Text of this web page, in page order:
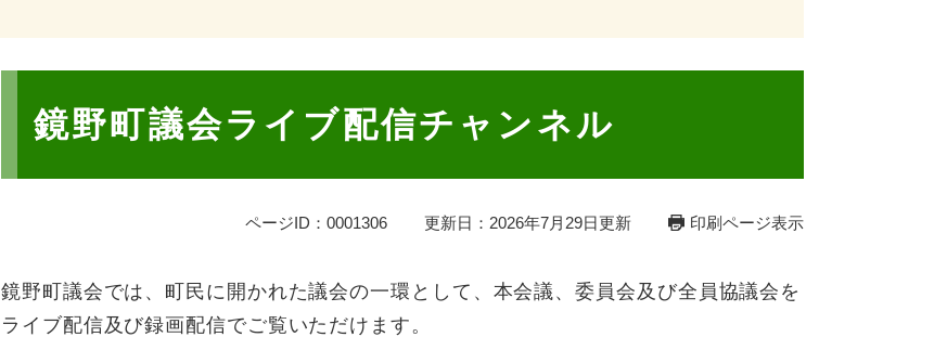
鏡野町議会ライブ配信チャンネル
ページID：0001306 更新日：2026年7月29日更新 印刷ページ表示
鏡野町議会では、町民に開かれた議会の一環として、本会議、委員会及び全員協議会を
ライブ配信及び録画配信でご覧いただけます。